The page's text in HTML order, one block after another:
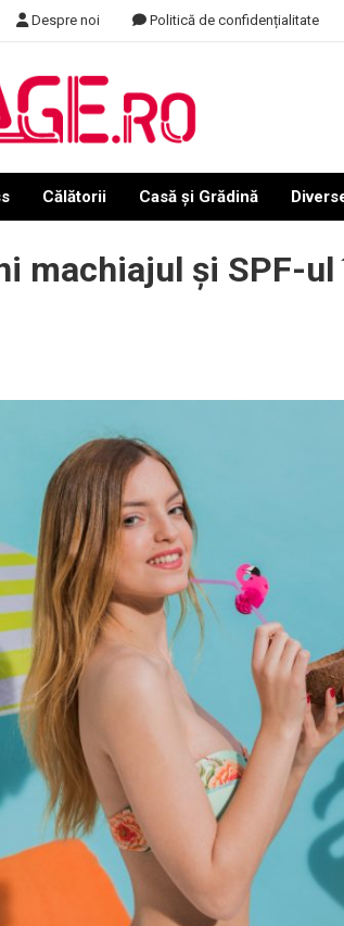
Despre noi Politică de confidențialitate
Călătorii Casă și Grădină
machiajul și SPF-